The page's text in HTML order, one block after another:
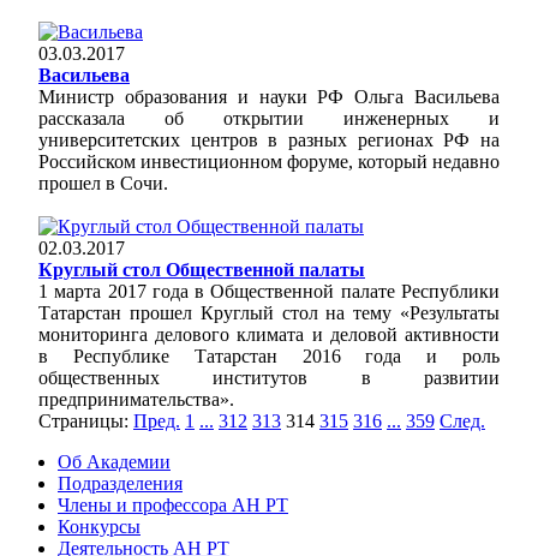
03.03.2017
Васильева
Министр образования и науки РФ Ольга Васильева
рассказала об открытии инженерных и
университетских центров в разных регионах РФ на
Российском инвестиционном форуме, который недавно
прошел в Сочи.
02.03.2017
Круглый стол Общественной палаты
1 марта 2017 года в Общественной палате Республики
Татарстан прошел Круглый стол на тему «Результаты
мониторинга делового климата и деловой активности
в Республике Татарстан 2016 года и роль
общественных институтов в развитии
предпринимательства».
Страницы: Пред. 1 ... 312 313 314 315 316 ... 359 След.
Об Академии
Подразделения
Члены и профессора АН РТ
Конкурсы
Деятельность АН РТ